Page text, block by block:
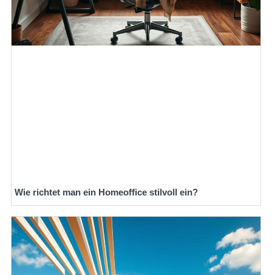
Wie richtet man ein Homeoffice stilvoll ein?